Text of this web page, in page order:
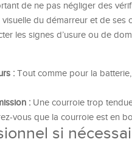
de ne pas négliger des
du démarreur et de
les signes d’usure ou de
: Tout comme pour la
: Une courroie trop
vous que la courroie est en
si